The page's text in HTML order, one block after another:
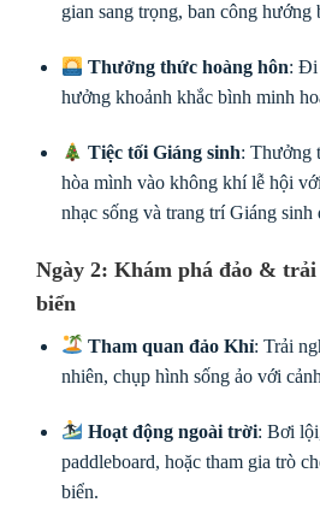
gian sang trọng, ban công hướng
Thưởng thức hoàng hôn: Đi
hưởng khoảnh khắc bình minh
Tiệc tối Giáng sinh: Thưởng
hòa mình vào không khí lễ hội
nhạc sống và trang trí Giáng sinh
Ngày 2: Khám phá đảo & trải
biển
Tham quan đảo Khỉ: Trải
nhiên, chụp hình sống ảo với
Hoạt động ngoài trời: Bơi
paddleboard, hoặc tham gia trò
biển.